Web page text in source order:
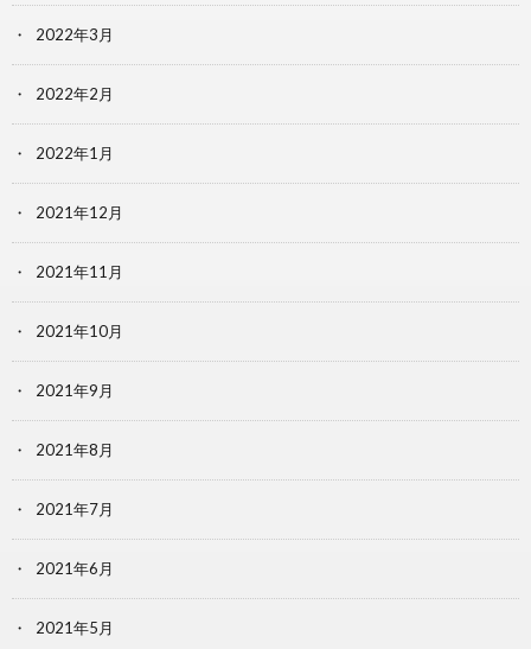
2022年3月
2022年2月
2022年1月
2021年12月
2021年11月
2021年10月
2021年9月
2021年8月
2021年7月
2021年6月
2021年5月